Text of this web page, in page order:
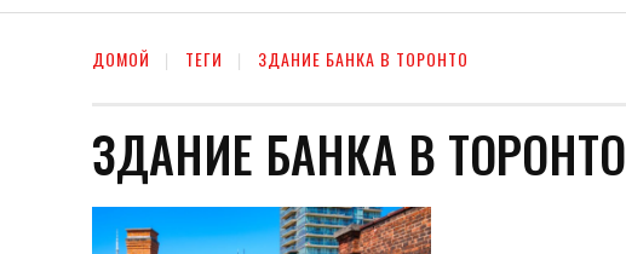
ДОМОЙ ТЕГИ ЗДАНИЕ БАНКА В ТОРОНТО
ЗДАНИЕ БАНКА В ТОРОНТО